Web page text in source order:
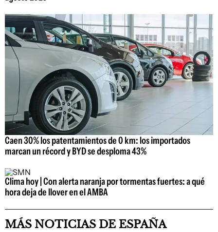
Caen 30% los patentamientos de 0 km: los importados
marcan un récord y BYD se desploma 43%
Clima hoy | Con alerta naranja por tormentas fuertes: a qué
hora deja de llover en el AMBA
MÁS NOTICIAS DE ESPAÑA